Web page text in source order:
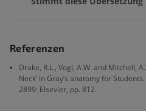
Referenzen
Drake, R.L., Vogl, A.W. and Mitchell,
Neck’ in Gray’s anatomy for
2899: Elsevier, pp. 812.